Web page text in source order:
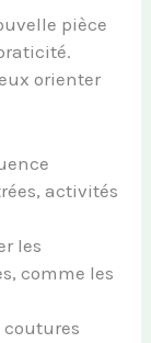
pièce
orienter
activités
les
comme les